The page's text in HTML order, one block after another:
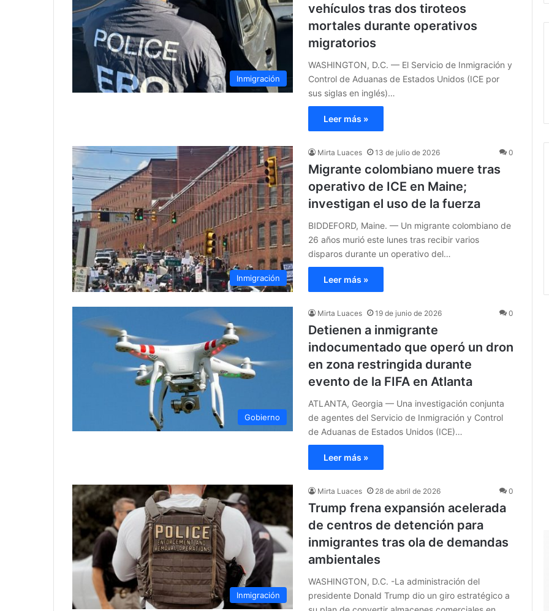
Inmigración
vehículos tras dos tiroteos
mortales durante operativos
migratorios
WASHINGTON, D.C. — El Servicio de Inmigración y
Control de Aduanas de Estados Unidos (ICE por
sus siglas en inglés)…
Leer más »
Inmigración
Mirta Luaces 13 de julio de 2026 0
Migrante colombiano muere tras
operativo de ICE en Maine;
investigan el uso de la fuerza
BIDDEFORD, Maine. — Un migrante colombiano de
26 años murió este lunes tras recibir varios
disparos durante un operativo del…
Leer más »
Gobierno
Mirta Luaces 19 de junio de 2026 0
Detienen a inmigrante
indocumentado que operó un dron
en zona restringida durante
evento de la FIFA en Atlanta
ATLANTA, Georgia — Una investigación conjunta
de agentes del Servicio de Inmigración y Control
de Aduanas de Estados Unidos (ICE)…
Leer más »
Inmigración
Mirta Luaces 28 de abril de 2026 0
Trump frena expansión acelerada
de centros de detención para
inmigrantes tras ola de demandas
ambientales
WASHINGTON, D.C. -La administración del
presidente Donald Trump dio un giro estratégico a